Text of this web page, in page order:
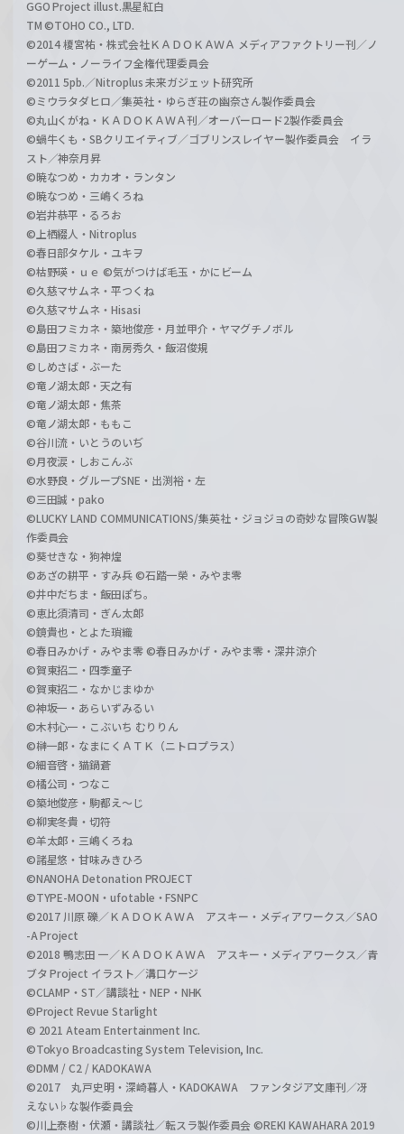
GGO Project illust.黒星紅白
TM ©TOHO CO., LTD.
©2014 榎宮祐・株式会社ＫＡＤＯＫＡＷＡ メディアファクトリー刊／ノ
ーゲーム・ノーライフ全権代理委員会
©2011 5pb.／Nitroplus 未来ガジェット研究所
©ミウラタダヒロ／集英社・ゆらぎ荘の幽奈さん製作委員会
©丸山くがね・ＫＡＤＯＫＡＷＡ刊／オーバーロード2製作委員会
©蝸牛くも・SBクリエイティブ／ゴブリンスレイヤー製作委員会 イラ
スト／神奈月昇
©暁なつめ・カカオ・ランタン
©暁なつめ・三嶋くろね
©岩井恭平・るろお
©上栖綴人・Nitroplus
©春日部タケル・ユキヲ
©枯野瑛・ｕｅ ©気がつけば毛玉・かにビーム
©久慈マサムネ・平つくね
©久慈マサムネ・Hisasi
©島田フミカネ・築地俊彦・月並甲介・ヤマグチノボル
©島田フミカネ・南房秀久・飯沼俊規
©しめさば・ぶーた
©竜ノ湖太郎・天之有
©竜ノ湖太郎・焦茶
©竜ノ湖太郎・ももこ
©谷川流・いとうのいぢ
©月夜涙・しおこんぶ
©水野良・グループSNE・出渕裕・左
©三田誠・pako
©LUCKY LAND COMMUNICATIONS/集英社・ジョジョの奇妙な冒険GW製
作委員会
©葵せきな・狗神煌
©あざの耕平・すみ兵 ©石踏一榮・みやま零
©井中だちま・飯田ぽち。
©恵比須清司・ぎん太郎
©鏡貴也・とよた瑣織
©春日みかげ・みやま零 ©春日みかげ・みやま零・深井涼介
©賀東招二・四季童子
©賀東招二・なかじまゆか
©神坂一・あらいずみるい
©木村心一・こぶいち むりりん
©榊一郎・なまにくＡＴＫ（ニトロプラス）
©細音啓・猫鍋蒼
©橘公司・つなこ
©築地俊彦・駒都え～じ
©柳実冬貴・切符
©羊太郎・三嶋くろね
©諸星悠・甘味みきひろ
©NANOHA Detonation PROJECT
©TYPE-MOON・ufotable・FSNPC
©2017 川原 礫／ＫＡＤＯＫＡＷＡ アスキー・メディアワークス／SAO
-A Project
©2018 鴨志田 一／ＫＡＤＯＫＡＷＡ アスキー・メディアワークス／青
ブタ Project イラスト／溝口ケージ
©CLAMP・ST／講談社・NEP・NHK
©Project Revue Starlight
© 2021 Ateam Entertainment Inc.
©Tokyo Broadcasting System Television, Inc.
©DMM / C2 / KADOKAWA
©2017 丸戸史明・深崎暮人・KADOKAWA ファンタジア文庫刊／冴
えない♭な製作委員会
©川上泰樹・伏瀬・講談社／転スラ製作委員会 ©REKI KAWAHARA 2019